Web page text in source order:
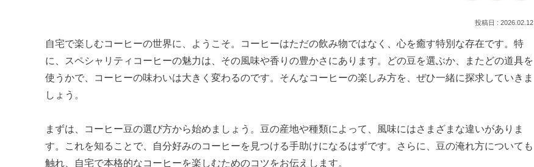
2026.02.12
自宅で楽しむコーヒーの世界に、ようこそ。コーヒーはただの飲み物ではなく、心を癒す特別な存在です。特
に、スペシャリティコーヒーの魅力は、その風味や香りの豊かさにあります。どの豆を選ぶか、またどの道具を
使うかで、コーヒーの味わいは大きく変わるのです。そんなコーヒーの楽しみ方を、ぜひ一緒に探求していきま
しょう。
まずは、コーヒー豆の選び方から始めましょう。豆の産地や種類によって、風味にはさまざまな違いがありま
す。これを知ることで、自分好みのコーヒーを見つける手助けになるはずです。さらに、豆の淹れ方についても
触れ、自宅で本格的なコーヒーを楽しむためのコツをお伝えします。